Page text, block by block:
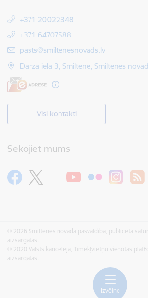
Izvēlne
+371 20022348
+371 64707588
E-pasts:
pasts@smiltenesnovads.lv
Dārza iela 3, Smiltene, Smiltenes
Visi kontakti
Sekojiet mums
© 2026 Smiltenes novada pašvaldība, publicētā
aizsargātas.
© 2020 Valsts kanceleja, Tīmekļvietņu vienotās
aizsargātas.